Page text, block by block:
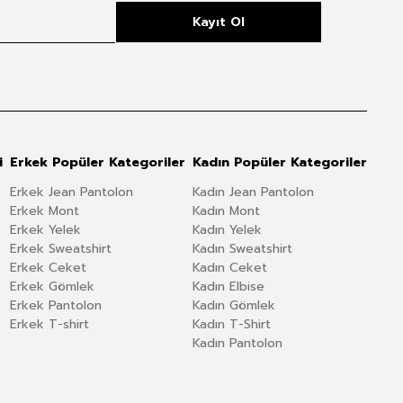
Kayıt Ol
Erkek Popüler Kategoriler
Erkek Jean Pantolon
Erkek Mont
Erkek Yelek
Erkek Sweatshirt
Erkek Ceket
Erkek Gömlek
Erkek Pantolon
Erkek T-shirt
Kadın Popüler Kategoriler
Kadın Jean Pantolon
Kadın Mont
Kadın Yelek
Kadın Sweatshirt
Kadın Ceket
Kadın Elbise
Kadın Gömlek
Kadın T-Shirt
Kadın Pantolon